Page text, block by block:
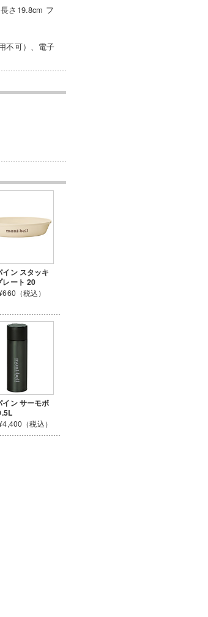
さ19.8cm フ
不可）、電子
イン スタッキ
レート 20
（税込）
イン サーモボ
（税込）